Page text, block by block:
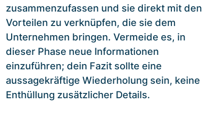
zusammenzufassen und sie direkt mit den
Vorteilen zu verknüpfen, die sie dem
Unternehmen bringen. Vermeide es, in
dieser Phase neue Informationen
einzuführen; dein Fazit sollte eine
aussagekräftige Wiederholung sein, keine
Enthüllung zusätzlicher Details.